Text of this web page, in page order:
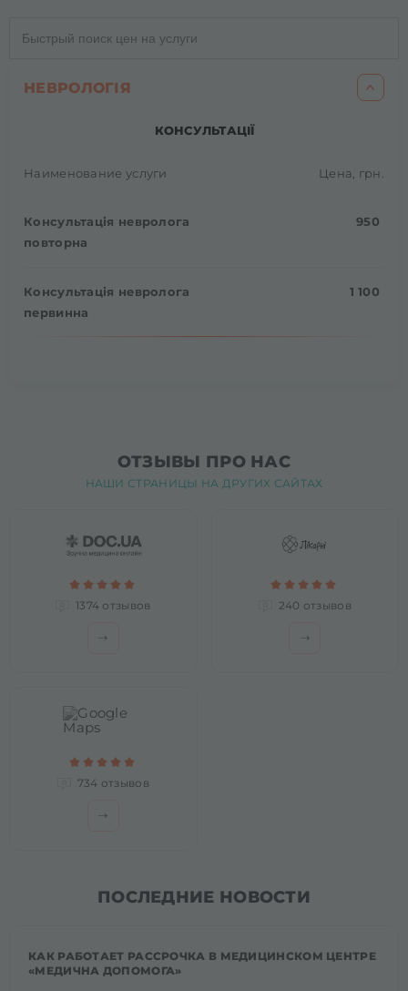
НЕВРОЛОГІЯ
КОНСУЛЬТАЦІЇ
Наименование услуги Цена, грн.
Консультація невролога
повторна
950
Консультація невролога
первинна
1 100
ОТЗЫВЫ ПРО НАС
НАШИ СТРАНИЦЫ НА ДРУГИХ САЙТАХ
1374 отзывов 240 отзывов
734 отзывов
ПОСЛЕДНИЕ НОВОСТИ
КАК РАБОТАЕТ РАССРОЧКА В МЕДИЦИНСКОМ ЦЕНТРЕ
«МЕДИЧНА ДОПОМОГА»